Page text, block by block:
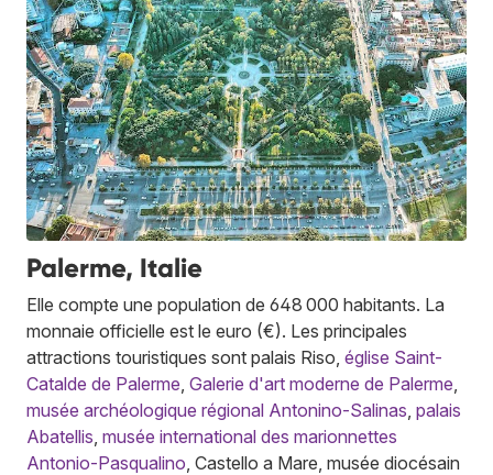
Palerme, Italie
Elle compte une population de 648 000 habitants. La
monnaie officielle est le euro (€). Les principales
attractions touristiques sont palais Riso, église Saint-
Catalde de Palerme Galerie d'art moderne de Palerme
musée archéologique régional Antonino-Salinas palais
Abatellis musée international des marionnettes
Antonio-Pasqualino , Castello a Mare, musée diocésain